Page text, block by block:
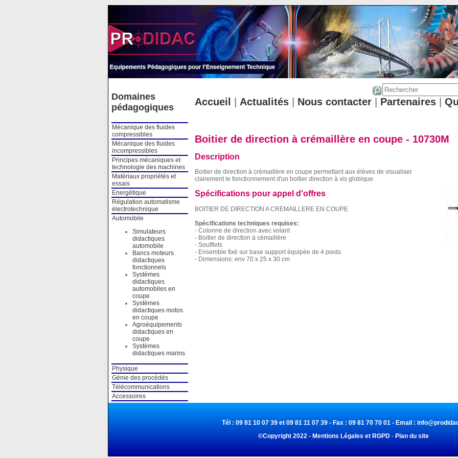
Domaines
pédagogiques
Mécanique des fluides
compressibles
Mécanique des fluides
incompressibles
Principes mécaniques et
technologie des machines
Matériaux propriétés et
essais
Energétique
Régulation automatisme
électrotechnique
Automobile
Simulateurs
didactiques
automobile
Bancs moteurs
didactiques
fonctionnels
Systèmes
didactiques
automobiles en
coupe
Systèmes
didactiques motos
en coupe
Agroéquipements
didactiques en
coupe
Systèmes
didactiques marins
Physique
Génie des procédés
Télécommunications
Accessoires
Accueil Actualités| Nous contacter| Partenaires|
Boitier de direction à crémaillère en coupe - 10730M
Description
Boitier de direction à crémaillère en coupe permettant aux élèves de visualiser
clairement le fonctionnement d'un boitier direction à vis globique
Spécifications pour appel d'offres
BOITIER DE DIRECTION A CREMAILLERE EN COUPE
Spécifications techniques requises:
- Colonne de direction avec volant
- Boitier de direction à cémaillère
- Soufflets
- Ensemble fixé sur base support équipée de 4 pieds
- Dimensions: env 70 x 25 x 30 cm
Tél : 09 81 10 07 39 et 09 81 11 07 39 - Fax : 09 81 70 70 01 - Email :
©Copyright 2022 - Mentions Légales et RGPD - Plan du site